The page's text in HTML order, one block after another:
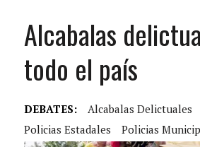
Alcabalas
todo el país
DEBATES: Alcabalas Delictuales
Policias Estadales
Policias